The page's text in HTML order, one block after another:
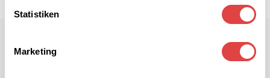
Statistiken
Marketing